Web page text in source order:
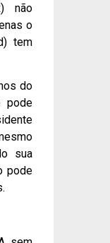
não
o
tem
do
pode
sua
pode